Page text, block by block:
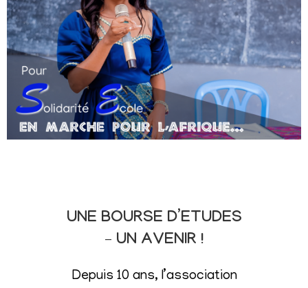
UNE BOURSE D’ETUDES
– UN AVENIR !
Depuis 10 ans, l’association